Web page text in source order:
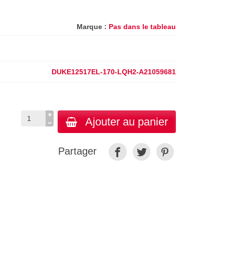
Marque : Pas dans le tableau
DUKE12517EL-170-LQH2-A21059681
Ajouter au panier
Partager